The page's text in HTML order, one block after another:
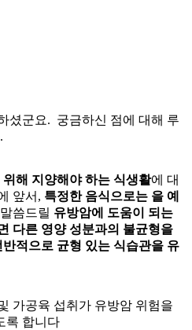
셨군요. 궁금하신 점에 대해 루
해 지양해야 하는 식생활에 대
앞서, 특정한 음식으로는 을 예
씀드릴 유방암에 도움이 되는
다른 영양 성분과의 불균형을
반적으로 균형 있는 식습관을 유
가공육 섭취가 유방암 위험을
록 합니다